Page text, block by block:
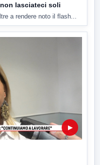
lasciateci soli
a rendere noto il flash...
▶